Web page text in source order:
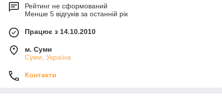
Рейтинг не сформований
Менше 5 відгуків за останній рік
Працює з 14.10.2010
м. Суми
Суми, Україна
Контакти